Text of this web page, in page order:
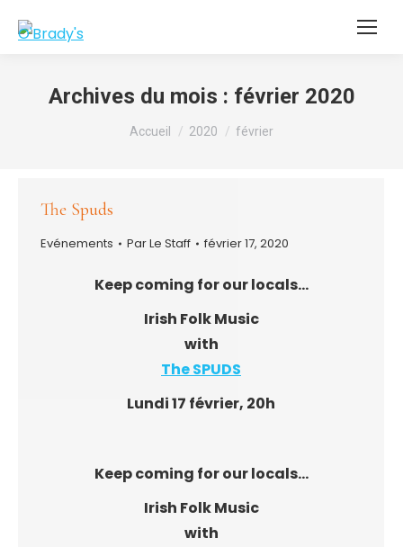
Archives du mois : février 2020
Vous êtes ici :
Accueil 2020 février
The Spuds
Evénements ParLe Staff février 17, 2020
Keep coming for our locals…
Irish Folk Music
with
The SPUDS
Lundi 17 février, 20h
Keep coming for our locals…
Irish Folk Music
with